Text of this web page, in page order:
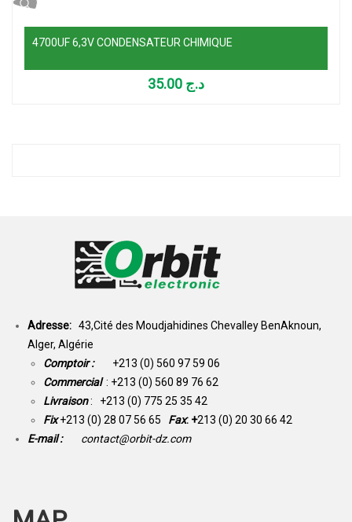
4700UF 6,3V CONDENSATEUR CHIMIQUE
د.ج
Adresse: 43,Cité des Moudjahidines Chevalley BenAknoun,
Alger, Algérie
Comptoir : +213 (0) 560 97 59 06
Commercial : +213 (0) 560 89 76 62
Livraison: +213 (0) 775 25 35 42
Fix +213 (0) 28 07 56 65 Fax: +213 (0) 20 30 66 42
E-mail :
contact@orbit-dz.com